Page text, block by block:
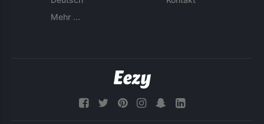
Mehr ...